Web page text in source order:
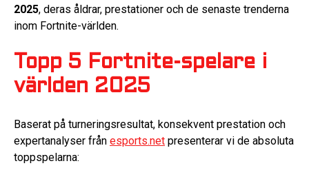
2025, deras åldrar, prestationer och de senaste trenderna
inom Fortnite-världen.
Topp 5 Fortnite-spelare i
världen 2025
Baserat på turnerings­resultat, konsekvent prestation och
expertanalyser från esports.net presenterar vi de absoluta
toppspelarna: